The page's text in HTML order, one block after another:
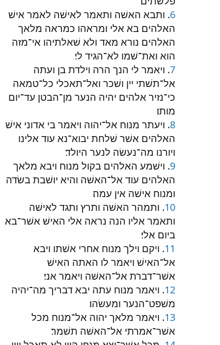
6. ותבא האשׁה ותאמר לאישׁה לאמר אישׁ
האלהים בא אלי ומראהו כמראה מלאך
האלהים נורא מאד ולא שׁאלתיהו אי־מזה
הוא ואת־שׁמו לא־הגיד לי׃
7. ויאמר לי הנך הרה וילדת בן ועתה
אל־תשׁתי יין ושׁכר ואל־תאכלי כל־טמאה
כי־נזיר אלהים יהיה הנער מן־הבטן עד־יום
מותו׃
8. ויעתר מנוח אל־יהוה ויאמר בי אדוני אישׁ
האלהים אשׁר שׁלחת יבוא־נא עוד אלינו
ויורנו מה־נעשׂה לנער היולד׃
9. וישׁמע האלהים בקול מנוח ויבא מלאך
האלהים עוד אל־האשׁה והיא יושׁבת בשׂדה
ומנוח אישׁה אין עמה׃
10. ותמהר האשׁה ותרץ ותגד לאישׁה
ותאמר אליו הנה נראה אלי האישׁ אשׁר־בא
ביום אלי׃
11. ויקם וילך מנוח אחרי אשׁתו ויבא
אל־האישׁ ויאמר לו האתה האישׁ
אשׁר־דברת אל־האשׁה ויאמר אני׃
12. ויאמר מנוח עתה יבא דבריך מה־יהיה
משׁפט־הנער ומעשׂהו׃
13. ויאמר מלאך יהוה אל־מנוח מכל
אשׁר־אמרתי אל־האשׁה תשׁמר׃